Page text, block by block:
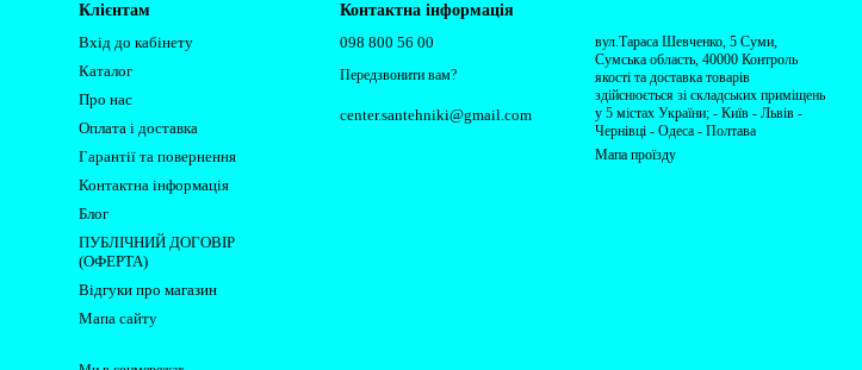
Клієнтам
Вхід до кабінету
Каталог
Про нас
Оплата і доставка
Гарантії та повернення
Контактна інформація
Блог
ПУБЛІЧНИЙ ДОГОВІР
(ОФЕРТА)
Відгуки про магазин
Мапа сайту
Контактна інформація
098 800 56 00
Передзвонити вам?
center.santehniki@gmail.com
вул.Тараса Шевченко, 5 Суми,
Сумська область, 40000 Контроль
якості та доставка товарів
здійснюється зі складських приміщень
у 5 містах України; - Київ - Львів -
Чернівці - Одеса - Полтава
Мапа проїзду